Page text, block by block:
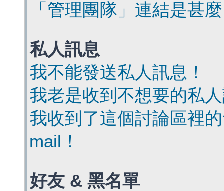
「管理團隊」連結是甚
私人訊息
我不能發送私人訊息！
我老是收到不想要的私
我收到了這個討論區裡
mail！
好友 & 黑名單